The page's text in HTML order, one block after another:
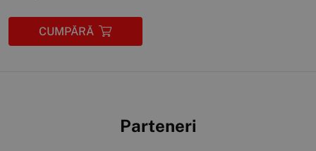
CUMPĂRĂ
Parteneri